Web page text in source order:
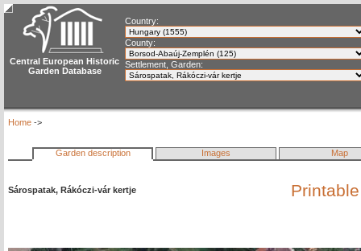
Central European Historic
Garden Database
Country:
County:
Settlement, Garden:
Home ->
Garden description Images Map
Sárospatak, Rákóczi-vár kertje